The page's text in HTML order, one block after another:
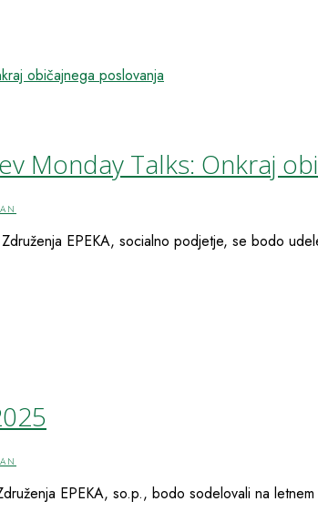
Monday Talks: Onkraj
EPEKA, socialno podjetje, se bodo
EPEKA, so.p., bodo sodelovali na